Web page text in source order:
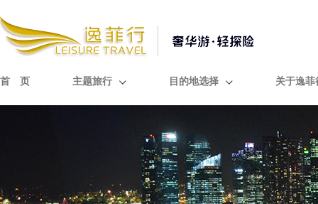
首 页 主题旅行 目的地选择 关于逸菲